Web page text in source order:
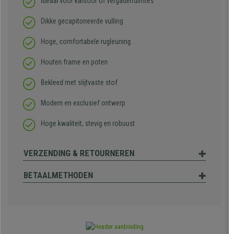
Dikke gecapitoneerde vulling
Hoge, comfortabele rugleuning
Houten frame en poten
Bekleed met slijtvaste stof
Modern en exclusief ontwerp
Hoge kwaliteit, stevig en robuust
VERZENDING & RETOURNEREN
BETAALMETHODEN